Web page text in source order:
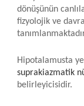
Basın
Makaleler
dönüşünün
fizyolojik ve
Hipotalamusta
suprakiazmatik
belirleyicisidir.